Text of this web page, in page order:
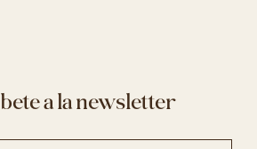
a la newsletter